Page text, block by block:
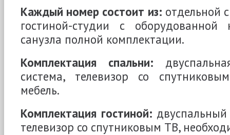
Каждый номер состоит из: отдельной
гостиной-студии с
санузла полной комплектации.
Комплектация спальни:
система, телевизор со
мебель.
Комплектация гостиной:
телевизор со спутниковым ТВ,